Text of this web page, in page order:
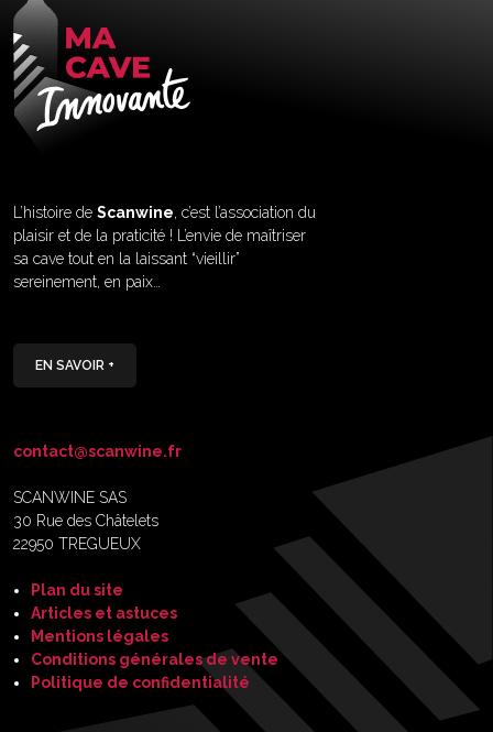
L’histoire de Scanwine, c’est l’association du
plaisir et de la praticité ! L’envie de maîtriser
sa cave tout en la laissant “vieillir”
sereinement, en paix…
EN SAVOIR +
contact@scanwine.fr
SCANWINE SAS
30 Rue des Châtelets
22950 TREGUEUX
Plan du site
Articles et astuces
Mentions légales
Conditions générales de vente
Politique de confidentialité